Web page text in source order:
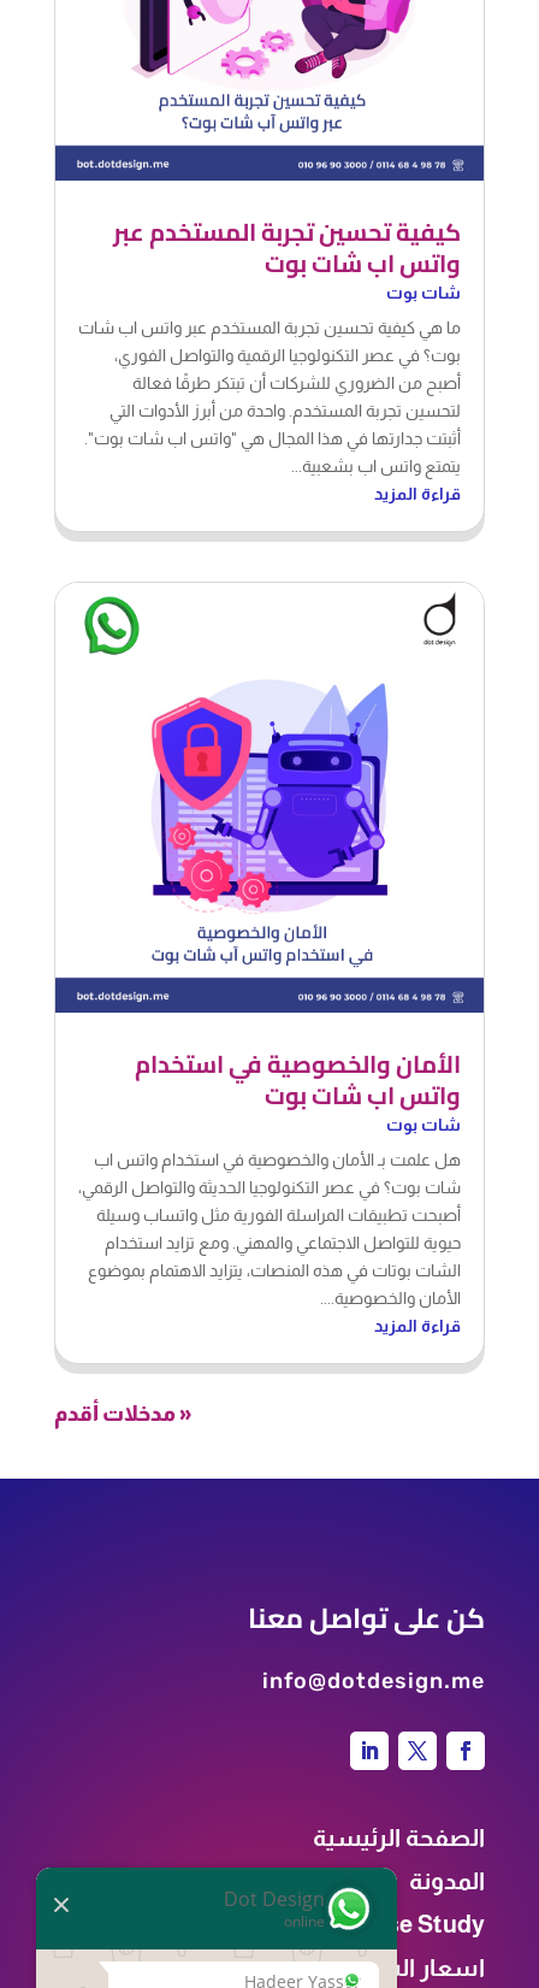
كيفية تحسين تجربة المستخدم عبر
واتس اب شات بوت
شات بوت
ما هي كيفية تحسين تجربة المستخدم عبر واتس اب شات
بوت؟ في عصر التكنولوجيا الرقمية والتواصل الفوري،
أصبح من الضروري للشركات أن تبتكر طرقًا فعالة
لتحسين تجربة المستخدم. واحدة من أبرز الأدوات التي
أثبتت جدارتها في هذا المجال هي "واتس اب شات بوت".
يتمتع واتس اب بشعبية...
قراءة المزيد
الأمان والخصوصية في استخدام
واتس اب شات بوت
شات بوت
هل علمت بـ الأمان والخصوصية في استخدام واتس اب
شات بوت؟ في عصر التكنولوجيا الحديثة والتواصل الرقمي،
أصبحت تطبيقات المراسلة الفورية مثل واتساب وسيلة
حيوية للتواصل الاجتماعي والمهني. ومع تزايد استخدام
الشات بوتات في هذه المنصات، يتزايد الاهتمام بموضوع
الأمان والخصوصية....
قراءة المزيد
« مدخلات أقدم
كن على تواصل معنا
info@dotdesign.me
الصفحة الرئيسية
المدونة
Case Study
اسعار الشات بوت
Dot Design
online
Hadeer Yasser